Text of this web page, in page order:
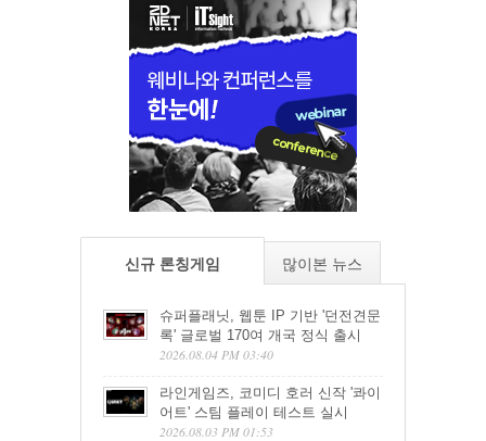
신규 론칭게임 많이본 뉴스
슈퍼플래닛, 웹툰 IP 기반 '던전견문
록' 글로벌 170여 개국 정식 출시
2026.08.04 PM 03:40
라인게임즈, 코미디 호러 신작 '콰이
어트' 스팀 플레이 테스트 실시
2026.08.03 PM 01:53